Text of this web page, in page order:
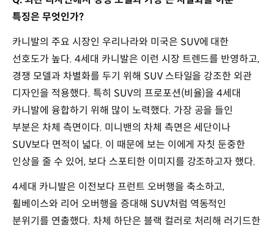
특징은 무엇인가?
카니발의 주요 시장인 우리나라와 미국은 SUV에 대한
선호도가 높다. 4세대 카니발은 이런 시장 트렌드를 반영하고,
경쟁 모델과 차별화를 두기 위해 SUV 스타일을 강조한 외관
디자인을 적용했다. 특히 SUV의 프로포션(비율)을 4세대
카니발에 융합하기 위해 많이 노력했다. 가장 공을 들인
부분은 차체 측면이다. 미니밴의 차체 측면은 세단이나
SUV보다 면적이 넓다. 이 때문에 보는 이에게 자칫 둔중한
인상을 줄 수 있어, 보다 스포티한 이미지를 강조하고자 했다.
4세대 카니발은 이전보다 프런트 오버행을 축소하고,
휠베이스와 리어 오버행을 증대해 SUV처럼 역동적인
분위기를 연출했다. 차체 하단은 블랙 컬러로 처리해 러기드한